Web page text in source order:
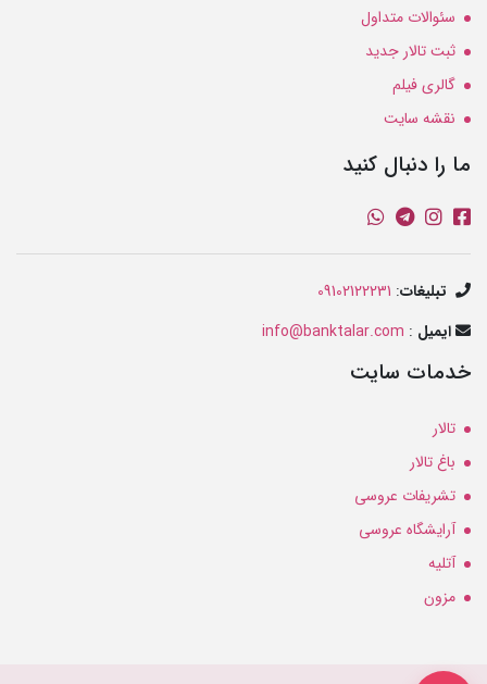
سئوالات متداول
ثبت تالار جدید
گالری فیلم
نقشه سایت
ما را دنبال کنید
تبلیغات:
09102122231
ایمیل :
info@banktalar.com
خدمات سایت
تالار
باغ تالار
تشریفات عروسی
آرایشگاه عروسی
آتلیه
مزون